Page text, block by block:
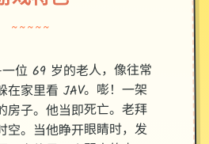
~~~~~
一位 69 岁的老人，像往常
在家里看 JAV。嘭！一架
房子。他当即死亡。老拜
空。当他睁开眼睛时，发